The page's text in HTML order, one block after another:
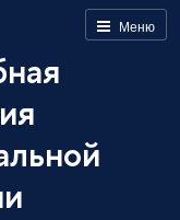
Меню